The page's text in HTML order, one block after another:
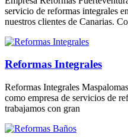
servicio de reformas integrales
nuestros clientes de Canarias.
Reformas Integrales
Reformas Integrales
como empresa de servicios de
trabajamos con gran